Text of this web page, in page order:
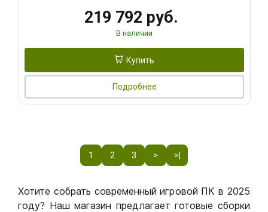
219 792 руб.
В наличии
Купить
Подробнее
1 2 3 > >|
Хотите собрать современный игровой ПК в 2025
году? Наш магазин предлагает готовые сборки